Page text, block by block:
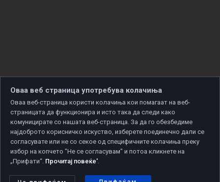
Copyright © 2026 Developed by
Политика за приватност | Политика за колачиња
Оваа веб страница употребува колачиња
Оваа веб-страница користи колачиња кои помагаат на веб-
страницата да функционира и исто така да следи како
комуницирате со нашата веб-страница. За да го обезбедиме
најдоброто корисничко искуство, изберете поединечно дали се
согласувате или не со секое од специфичните колачиња преку
избор на копчето "Не се согласувам" и потоа кликнете на
„Прифати“. Прочитај повеќе'.